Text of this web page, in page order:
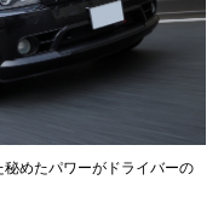
めたパワーがドライバーの